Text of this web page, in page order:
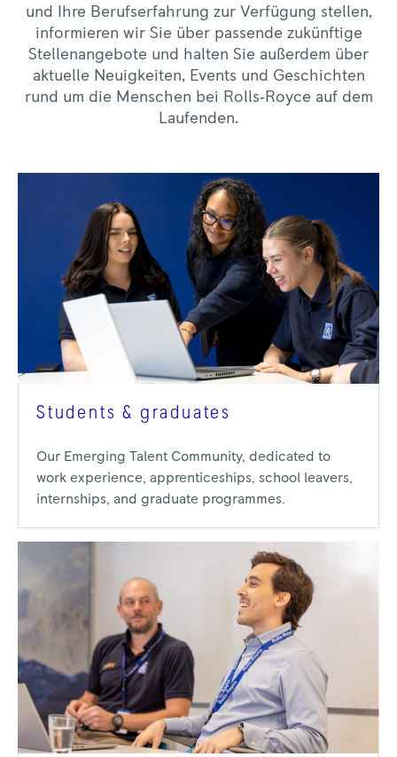
und Ihre Berufserfahrung zur Verfügung stellen,
informieren wir Sie über passende zukünftige
Stellenangebote und halten Sie außerdem über
aktuelle Neuigkeiten, Events und Geschichten
rund um die Menschen bei Rolls‑Royce auf dem
Laufenden.
Students & graduates
Our Emerging Talent Community, dedicated to
work experience, apprenticeships, school leavers,
internships, and graduate programmes.